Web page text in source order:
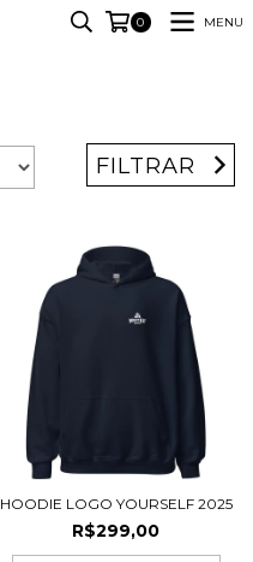
0 MENU
FILTRAR
HOODIE LOGO YOURSELF 2025
R$299,00